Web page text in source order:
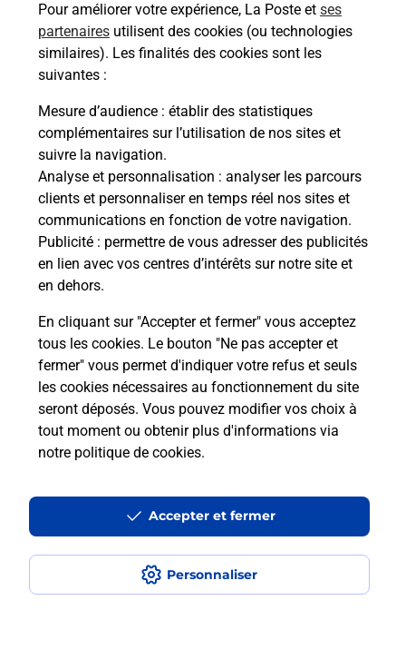
Pour améliorer votre expérience, La Poste et ses
partenaires utilisent des cookies (ou technologies
similaires). Les finalités des cookies sont les
suivantes :
Mesure d’audience : établir des statistiques
complémentaires sur l’utilisation de nos sites et
suivre la navigation.
Analyse et personnalisation : analyser les parcours
clients et personnaliser en temps réel nos sites et
communications en fonction de votre navigation.
Publicité : permettre de vous adresser des publicités
en lien avec vos centres d’intérêts sur notre site et
en dehors.
En cliquant sur "Accepter et fermer" vous acceptez
tous les cookies. Le bouton "Ne pas accepter et
fermer" vous permet d'indiquer votre refus et seuls
les cookies nécessaires au fonctionnement du site
seront déposés. Vous pouvez modifier vos choix à
tout moment ou obtenir plus d'informations via
notre politique de cookies.
Personnaliser
Accepter et fermer
Boîte aux lettres La Poste
Prochaine collecte du courrier
37100
Itinéraire
Le lien s'ouvre dans un nouvel onglet
Boîte aux lettres La Poste
09h00
Rue Charles Gounod
37000
Tours
Itinéraire
Le lien s'ouvre dans un nouvel onglet
Boîte aux lettres La Poste
Prochaine collecte du courriervendredià
09h00
108 Rue Du Cluzel